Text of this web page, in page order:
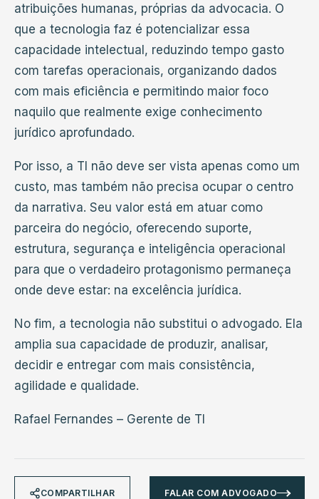
atribuições humanas, próprias da advocacia. O
que a tecnologia faz é potencializar essa
capacidade intelectual, reduzindo tempo gasto
com tarefas operacionais, organizando dados
com mais eficiência e permitindo maior foco
naquilo que realmente exige conhecimento
jurídico aprofundado.
Por isso, a TI não deve ser vista apenas como um
custo, mas também não precisa ocupar o centro
da narrativa. Seu valor está em atuar como
parceira do negócio, oferecendo suporte,
estrutura, segurança e inteligência operacional
para que o verdadeiro protagonismo permaneça
onde deve estar: na excelência jurídica.
No fim, a tecnologia não substitui o advogado. Ela
amplia sua capacidade de produzir, analisar,
decidir e entregar com mais consistência,
agilidade e qualidade.
Rafael Fernandes – Gerente de TI
COMPARTILHAR FALAR COM ADVOGADO